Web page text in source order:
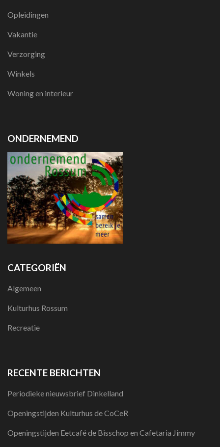
Opleidingen
Vakantie
Verzorging
Winkels
Woning en interieur
ONDERNEMEND
CATEGORIËN
Algemeen
Kulturhus Rossum
Recreatie
RECENTE BERICHTEN
Periodieke nieuwsbrief Dinkelland
Openingstijden Kulturhus de CoCeR
Openingstijden Eetcafé de Bisschop en Cafetaria Jimmy